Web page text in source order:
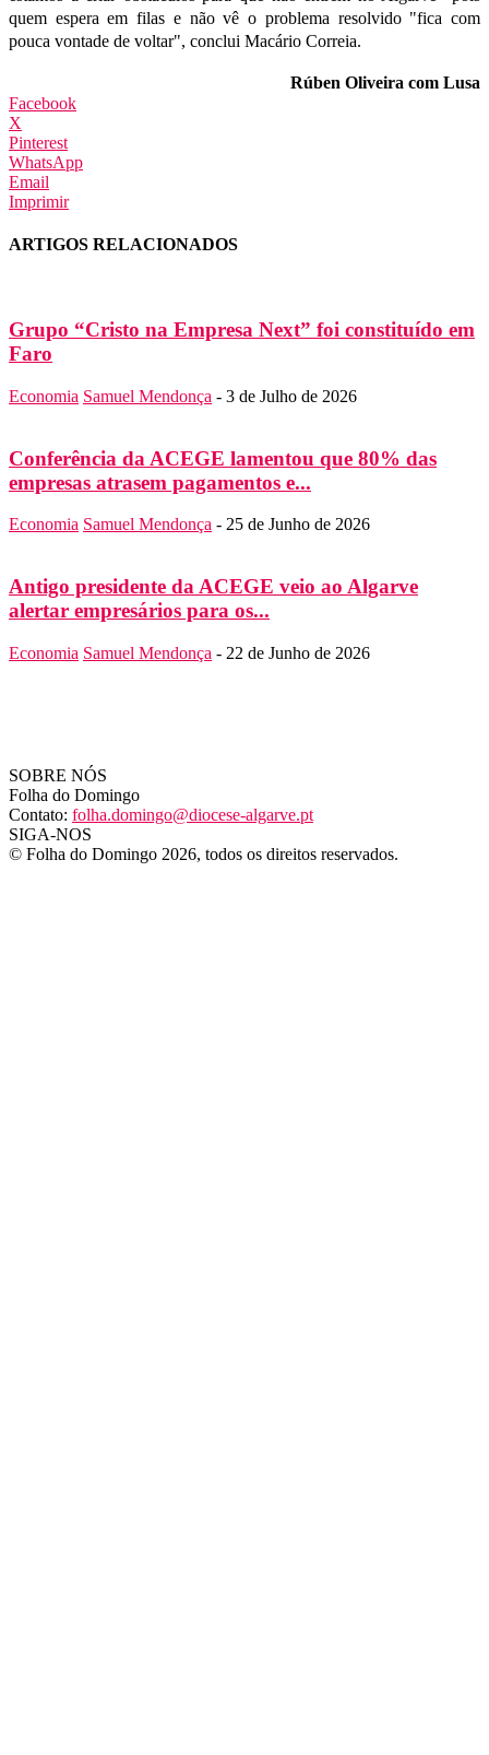
quem espera em filas e não vê o problema resolvido "fica com
pouca vontade de voltar", conclui Macário Correia.
Rúben Oliveira com Lusa
Facebook
X
Pinterest
WhatsApp
Email
Imprimir
ARTIGOS RELACIONADOS
Grupo “Cristo na Empresa Next” foi constituído em
Faro
Economia Samuel Mendonça - 3 de Julho de 2026
Conferência da ACEGE lamentou que 80% das
empresas atrasem pagamentos e...
Economia Samuel Mendonça - 25 de Junho de 2026
Antigo presidente da ACEGE veio ao Algarve
alertar empresários para os...
Economia Samuel Mendonça - 22 de Junho de 2026
SOBRE NÓS
Folha do Domingo
Contato: folha.domingo@diocese-algarve.pt
SIGA-NOS
© Folha do Domingo 2026, todos os direitos reservados.